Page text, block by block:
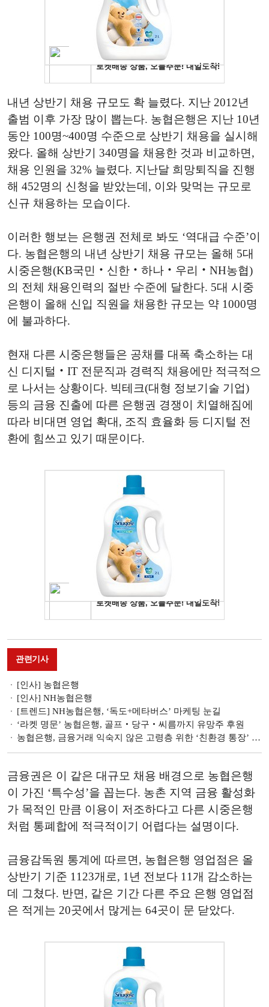
내년 상반기 채용 규모도 확 늘렸다. 지난 2012년
출범 이후 가장 많이 뽑는다. 농협은행은 지난 10년
동안 100명~400명 수준으로 상반기 채용을 실시해
왔다. 올해 상반기 340명을 채용한 것과 비교하면,
채용 인원을 32% 늘렸다. 지난달 희망퇴직을 진행
해 452명의 신청을 받았는데, 이와 맞먹는 규모로
신규 채용하는 모습이다.
이러한 행보는 은행권 전체로 봐도 ‘역대급 수준’이
다. 농협은행의 내년 상반기 채용 규모는 올해 5대
시중은행(KB국민‧신한‧하나‧우리‧NH농협)
의 전체 채용인력의 절반 수준에 달한다. 5대 시중
은행이 올해 신입 직원을 채용한 규모는 약 1000명
에 불과하다.
현재 다른 시중은행들은 공채를 대폭 축소하는 대
신 디지털‧IT 전문직과 경력직 채용에만 적극적으
로 나서는 상황이다. 빅테크(대형 정보기술 기업)
등의 금융 진출에 따른 은행권 경쟁이 치열해짐에
따라 비대면 영업 확대, 조직 효율화 등 디지털 전
환에 힘쓰고 있기 때문이다.
관련기사
[인사] 농협은행
[인사] NH농협은행
[트렌드] NH농협은행, ‘독도+메타버스’ 마케팅 눈길
‘라켓 명문’ 농협은행, 골프‧당구‧씨름까지 유망주 후원
농협은행, 금융거래 익숙지 않은 고령층 위한 ‘친환경 통장’ 제작
금융권은 이 같은 대규모 채용 배경으로 농협은행
이 가진 ‘특수성’을 꼽는다. 농촌 지역 금융 활성화
가 목적인 만큼 이용이 저조하다고 다른 시중은행
처럼 통폐합에 적극적이기 어렵다는 설명이다.
금융감독원 통계에 따르면, 농협은행 영업점은 올
상반기 기준 1123개로, 1년 전보다 11개 감소하는
데 그쳤다. 반면, 같은 기간 다른 주요 은행 영업점
은 적게는 20곳에서 많게는 64곳이 문 닫았다.